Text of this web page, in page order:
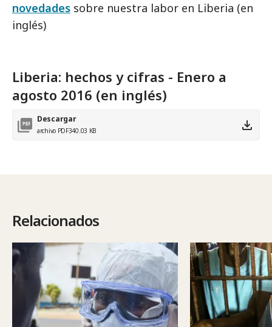
novedades sobre nuestra labor en Liberia (en
inglés)
Liberia: hechos y cifras - Enero a
agosto 2016 (en inglés)
Descargar
archivo PDF340.03 KB
Relacionados